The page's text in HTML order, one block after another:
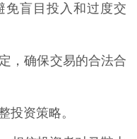
免盲目投入和过度交
，确保交易的合法合
投资策略。